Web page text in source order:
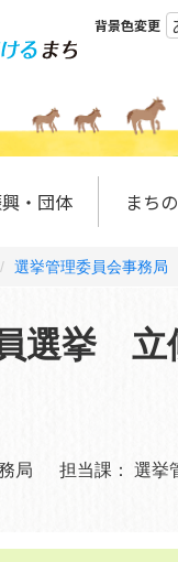
背景色変更
・団体 まち
選挙管理委員会事務局
選挙 立
局 担当課： 選挙